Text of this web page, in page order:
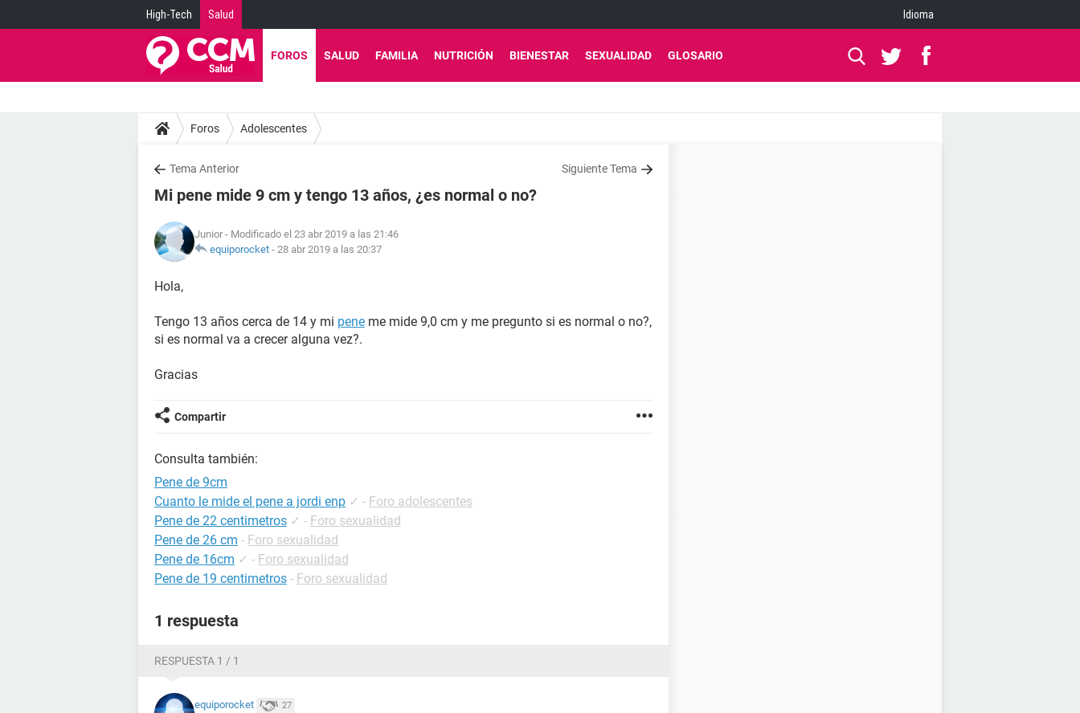
High-Tech Salud Idioma
FOROS SALUD FAMILIA NUTRICIÓN BIENESTAR SEXUALIDAD GLOSARIO
Foros Adolescentes
Tema Anterior Siguiente Tema
Mi pene mide 9 cm y tengo 13 años, ¿es normal o no?
Junior - Modificado el 23 abr 2019 a las 21:46
equiporocket - 28 abr 2019 a las 20:37
Hola,
Tengo 13 años cerca de 14 y mi pene me mide 9,0 cm y me pregunto si es normal o no?,
si es normal va a crecer alguna vez?.
Gracias
Compartir
Consulta también:
Pene de 9cm
Cuanto le mide el pene a jordi enp ✓ - Foro adolescentes
Pene de 22 centimetros ✓ - Foro sexualidad
Pene de 26 cm - Foro sexualidad
Pene de 16cm ✓ - Foro sexualidad
Pene de 19 centimetros - Foro sexualidad
1 respuesta
RESPUESTA 1 / 1
equiporocket 27